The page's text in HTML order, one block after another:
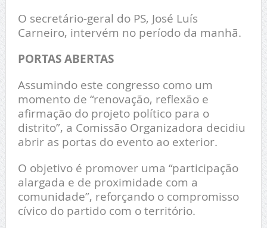
O secretário-geral do PS, José Luís
Carneiro, intervém no período da manhã.
PORTAS ABERTAS
Assumindo este congresso como um
momento de “renovação, reflexão e
afirmação do projeto político para o
distrito”, a Comissão Organizadora decidiu
abrir as portas do evento ao exterior.
O objetivo é promover uma “participação
alargada e de proximidade com a
comunidade”, reforçando o compromisso
cívico do partido com o território.